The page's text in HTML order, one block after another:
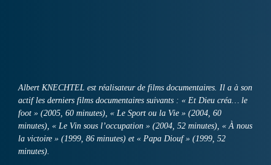
Albert KNECHTEL est réalisateur de films documentaires. Il a à son
actif les derniers films documentaires suivants : « Et Dieu créa… le
foot » (2005, 60 minutes), « Le Sport ou la Vie » (2004, 60
minutes), « Le Vin sous l’occupation » (2004, 52 minutes), « À nous
la victoire » (1999, 86 minutes) et « Papa Diouf » (1999, 52
minutes).